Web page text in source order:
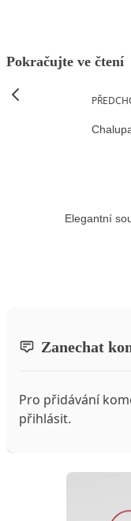
Pokračujte ve čtení
Elegantní
Zanechat
Pro přidávání
přihlásit.